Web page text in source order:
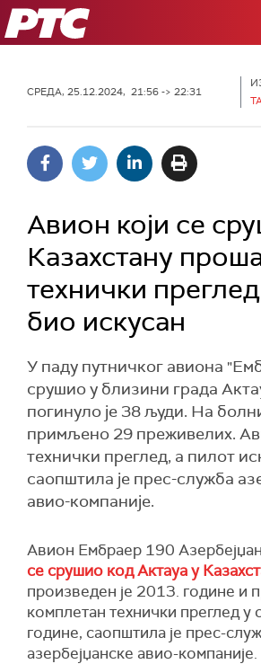
РТС
СРЕДА, 25.12.2024, 21:56 -> 22:31
Авион који се
Казахстану
технички
био искусан
У паду путничког авиона
срушио у близини града
погинуло је 38 људи. На
примљено 29 преживелих.
технички преглед, а пилот
саопштила је прес-служба
авио-компаније.
Авион Ембраер 190 Азербејџан
се срушио код Актауа у
произведен је 2013. године и
комплетан технички преглед у
године, саопштила је прес-
азербејџанске авио-компаније.